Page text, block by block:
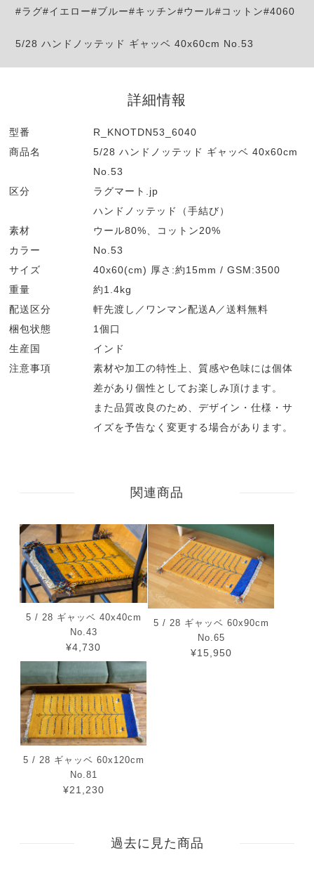
#ラグ#イエロー#ブルー#キッチン#ウール#コットン#4060
5/28 ハンドノッテッド ギャッベ 40x60cm No.53
詳細情報
型番
R_KNOTDN53_6040
商品名
5/28 ハンドノッテッド ギャッベ 40x60cm
No.53
区分
ラグマート.jp
ハンドノッテッド（手結び）
素材
ウール80%、コットン20%
カラー
No.53
サイズ
40x60(cm) 厚さ:約15mm / GSM:3500
重量
約1.4kg
配送区分
軒先渡し／ワンマン配送A／送料無料
梱包状態
1個口
生産国
インド
注意事項
素材や加工の特性上、質感や色味には個体
差があり個性としてお楽しみ頂けます。
また品質改良のため、デザイン・仕様・サ
イズを予告なく変更する場合があります。
関連商品
5 / 28 ギャッベ 40x40cm
No.43
¥4,730
5 / 28 ギャッベ 60x90cm
No.65
¥15,950
5 / 28 ギャッベ 60x120cm
No.81
¥21,230
過去に見た商品